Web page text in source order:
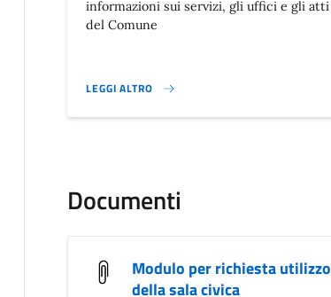
informazioni sui servizi, gli uffici e gli atti
del Comune
LEGGI ALTRO
}
Documenti
Modulo per richiesta utilizzo
della sala civica